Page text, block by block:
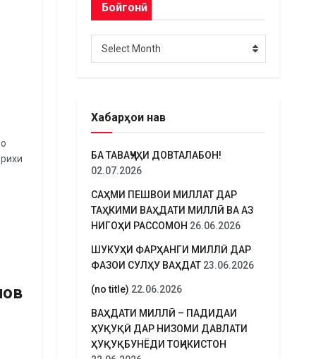
Бойгонӣ
Select Month
Хабарҳои нав
БА ТАВАҶҶУҲИ ДОВТАЛАБОН!
02.07.2026
САҲМИ ПЕШВОИ МИЛЛАТ ДАР
ТАҲКИМИ ВАҲДАТИ МИЛЛӢ ВА АЗ
НИГОҲИ РАССОМОН 26.06.2026
ШУКУҲИ ФАРҲАНГИ МИЛЛӢ ДАР
ФАЗОИ СУЛҲУ ВАҲДАТ 23.06.2026
(no title) 22.06.2026
ВАҲДАТИ МИЛЛӢ – ПАДИДАИ
ҲУҚУҚӢ ДАР НИЗОМИ ДАВЛАТИ
ҲУҚУҚБУНЁДИ ТОҶИКИСТОН